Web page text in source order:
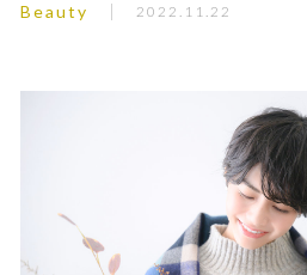
Beauty 2022.11.22